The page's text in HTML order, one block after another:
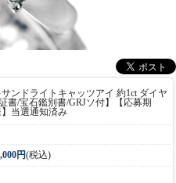
ンドライトキャッツアイ 約1ct ダイヤ
書/宝石鑑別書/GRJソ付】【応募期
当選通知済み
円(税込)